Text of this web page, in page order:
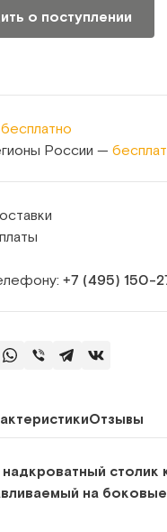
о поступлении
бесплатно
России —
+7 (495)
Отзывы
столик
на